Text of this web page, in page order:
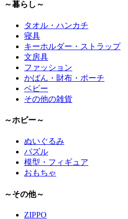
～暮らし～
タオル・ハンカチ
寝具
キーホルダー・ストラップ
文房具
ファッション
かばん・財布・ポーチ
ベビー
その他の雑貨
～ホビー～
ぬいぐるみ
パズル
模型・フィギュア
おもちゃ
～その他～
ZIPPO